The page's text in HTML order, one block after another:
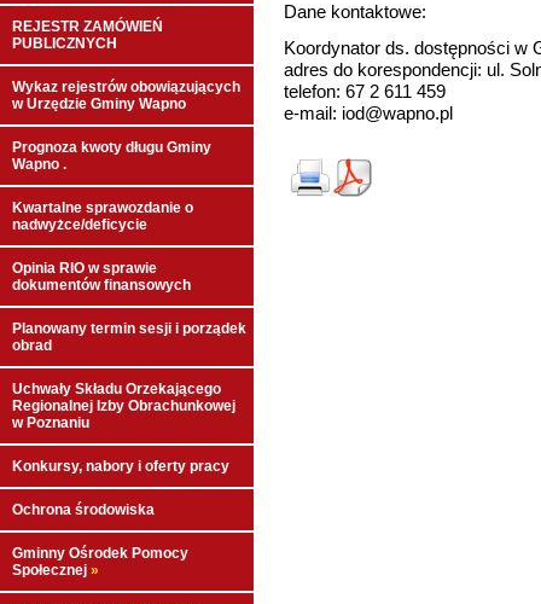
REJESTR ZAMÓWIEŃ
PUBLICZNYCH
Wykaz rejestrów obowiązujących
w Urzędzie Gminy Wapno
Prognoza kwoty długu Gminy
Wapno .
Kwartalne sprawozdanie o
nadwyżce/deficycie
Opinia RIO w sprawie
dokumentów finansowych
Planowany termin sesji i porządek
obrad
Uchwały Składu Orzekającego
Regionalnej Izby Obrachunkowej
w Poznaniu
Konkursy, nabory i oferty pracy
Ochrona środowiska
Gminny Ośrodek Pomocy
Społecznej »
Dane kontaktowe:
Koordynator ds. dostępności w
adres do korespondencji: ul.
telefon: 67 2 611 459
e-mail: iod@wapno.pl